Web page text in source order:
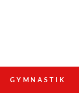
GYMNASTIK